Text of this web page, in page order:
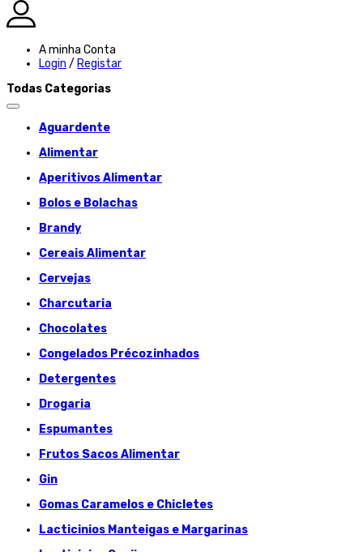
A minha Conta
Login / Registar
Todas Categorias
Aguardente
Alimentar
Aperitivos Alimentar
Bolos e Bolachas
Brandy
Cereais Alimentar
Cervejas
Charcutaria
Chocolates
Congelados Précozinhados
Detergentes
Drogaria
Espumantes
Frutos Sacos Alimentar
Gin
Gomas Caramelos e Chicletes
Lacticinios Manteigas e Margarinas